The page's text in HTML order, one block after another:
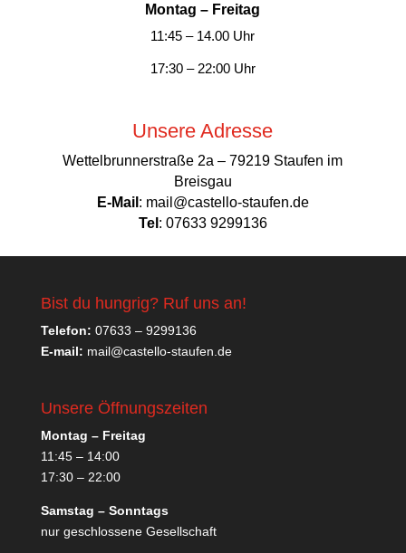
Montag – Freitag
11:45 – 14.00 Uhr
17:30 – 22:00 Uhr
Unsere Adresse
Wettelbrunnerstraße 2a – 79219 Staufen im
Breisgau
E-Mail : mail@castello-staufen.de
Tel : 07633 9299136
Bist du hungrig? Ruf uns an!
Telefon: 07633 – 9299136
E-mail: mail@castello-staufen.de
Unsere Öffnungszeiten
Montag – Freitag
11:45 – 14:00
17:30 – 22:00
Samstag – Sonntags
nur geschlossene Gesellschaft